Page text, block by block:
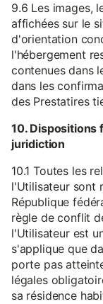
9.6 Les images,
affichées sur le
d'orientation
l'hébergement
contenues dans
dans les
des Prestatires
10. Dispositions
juridiction
10.1 Toutes les
l'Utilisateur sont
République
règle de conflit
l'Utilisateur est
s'applique que
porte pas
légales
sa résidence